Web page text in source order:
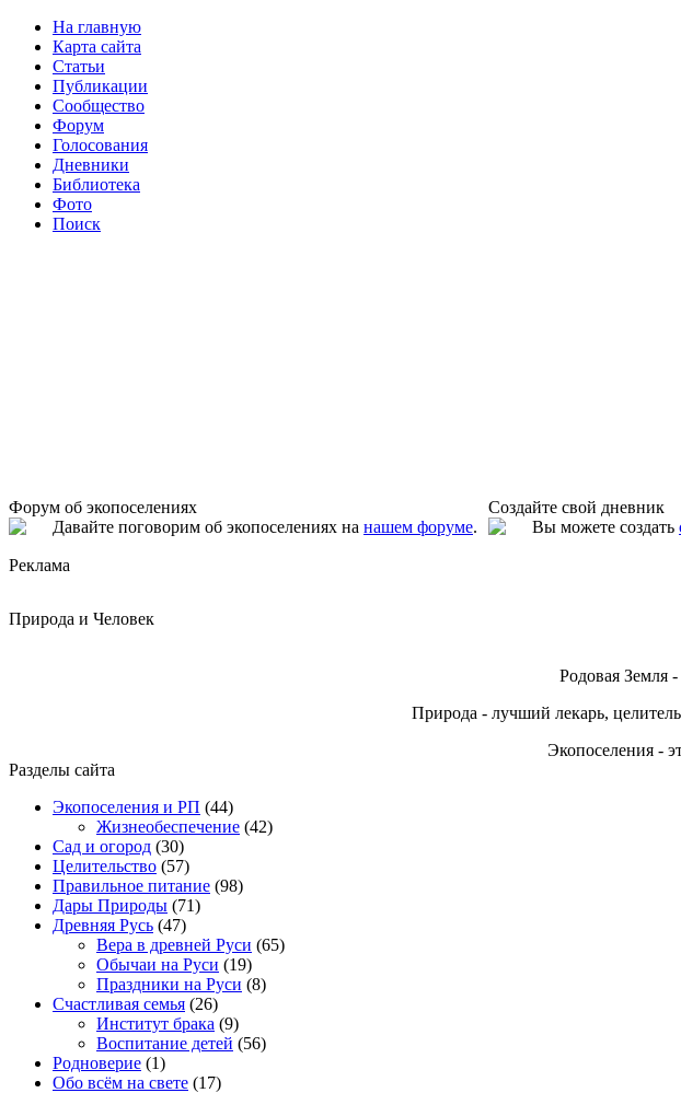
На главную
Карта сайта
Статьи
Публикации
Сообщество
Форум
Голосования
Дневники
Библиотека
Фото
Поиск
Форум об экопоселениях
Давайте поговорим об экопоселениях на нашем форуме.
Создайте свой дневник
Вы можете создать
Реклама
Природа и Человек
Родовая Земля
Природа - лучший лекарь,
Экопоселения -
Разделы сайта
Экопоселения и РП (44)
Жизнеобеспечение (42)
Сад и огород (30)
Целительство (57)
Правильное питание (98)
Дары Природы (71)
Древняя Русь (47)
Вера в древней Руси (65)
Обычаи на Руси (19)
Праздники на Руси (8)
Счастливая семья (26)
Институт брака (9)
Воспитание детей (56)
Родноверие (1)
Обо всём на свете (17)